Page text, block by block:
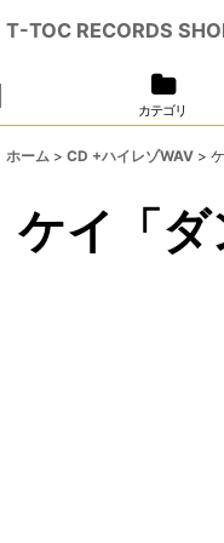
T-TOC RECORDS
カテゴリ
ホーム > CD +ハイレゾWAV >
ケイ「ダ